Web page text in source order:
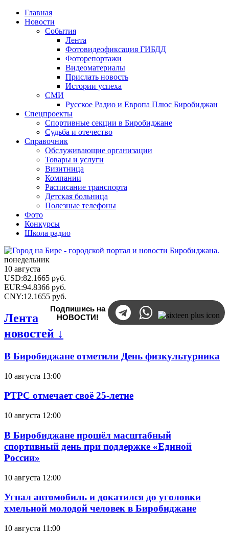
Главная
Новости
События
Лента
Фотовидеофиксация ГИБДД
Фоторепортажи
Видеоматериалы
Прислать новость
Истории успеха
СМИ
Русское Радио и Европа Плюс Биробиджан
Спецпроекты
Спортивные секции в Биробиджане
Судьба и отечество
Справочник
Обслуживающие организации
Товары и услуги
Визитница
Компании
Расписание транспорта
Детская больница
Полезные телефоны
Фото
Конкурсы
Школа радио
понедельник
10 августа
USD:82.1665 руб.
EUR:94.8366 руб.
CNY:12.1655 руб.
Подпишись на
НОВОСТИ!
Лента
новостей ↓
В Биробиджане отметили День физкультурника
10 августа 13:00
РТРС отмечает своё 25-летие
10 августа 12:00
В Биробиджане прошёл масштабный
спортивный день при поддержке «Единой
России»
10 августа 12:00
Угнал автомобиль и докатился до уголовки
хмельной молодой человек в Биробиджане
10 августа 11:00